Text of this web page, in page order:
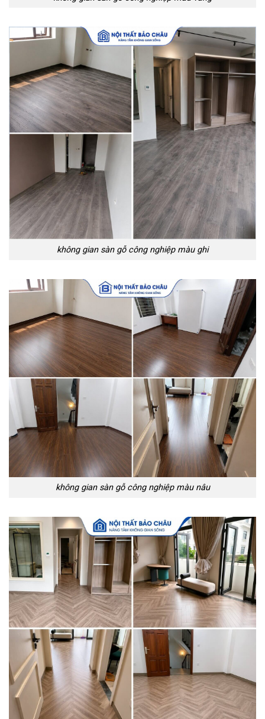
không gian sàn gỗ công nghiệp màu ghi
không gian sàn gỗ công nghiệp màu nâu